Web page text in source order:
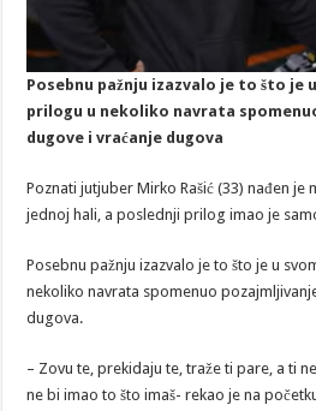
Posebnu pažnju izazvalo je to što je
prilogu u nekoliko navrata
dugove i vraćanje dugova
Poznati jutjuber Mirko Rašić (33) nađen je
jednoj hali, a poslednji prilog imao je
Posebnu pažnju izazvalo je to što je u
nekoliko navrata spomenuo
dugova.
– Zovu te, prekidaju te, traže ti pare, a ti
ne bi imao to što imaš- rekao je na